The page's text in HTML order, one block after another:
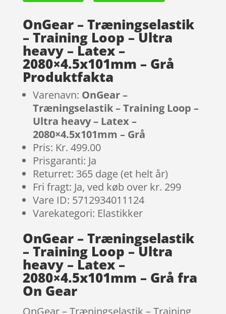
OnGear – Træningselastik
– Training Loop – Ultra
heavy – Latex –
2080×4.5x101mm – Grå
Produktfakta
Varenavn: OnGear –
Træningselastik – Training Loop –
Ultra heavy – Latex –
2080×4.5x101mm – Grå
Pris: Kr. 499.00
Prisgaranti: Ja
Returret: 365 dage (et helt år)
Fri fragt: Ja, ved køb over kr. 299
Vare ID: 5712934011124
Varekategori: Elastikker
OnGear – Træningselastik
– Training Loop – Ultra
heavy – Latex –
2080×4.5x101mm – Grå fra
On Gear
OnGear – Træningselastik – Training